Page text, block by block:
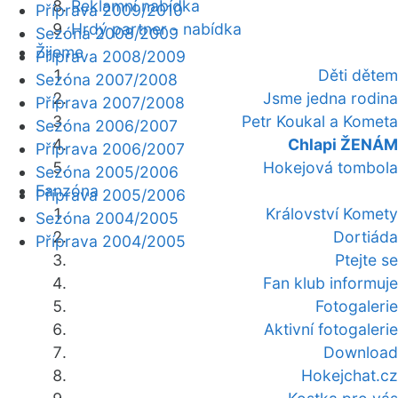
Reklamní nabídka
Hrdý partner - nabídka
Žijeme
Děti dětem
Jsme jedna rodina
Petr Koukal a Kometa
Chlapi ŽENÁM
Hokejová tombola
Fanzóna
Království Komety
Dortiáda
Ptejte se
Fan klub informuje
Fotogalerie
Aktivní fotogalerie
Download
Hokejchat.cz
Příprava 2009/2010
Sezóna 2008/2009
Příprava 2008/2009
Sezóna 2007/2008
Příprava 2007/2008
Sezóna 2006/2007
Příprava 2006/2007
Sezóna 2005/2006
Příprava 2005/2006
Sezóna 2004/2005
Příprava 2004/2005